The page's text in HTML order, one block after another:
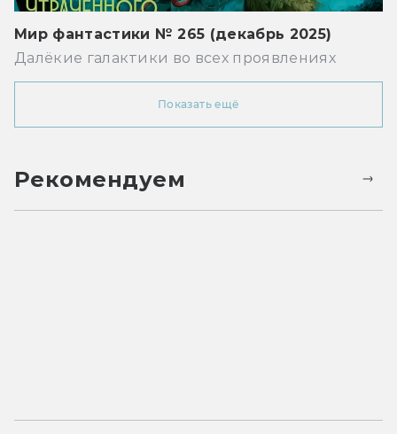
Мир фантастики № 265 (декабрь 2025)
Далёкие галактики во всех проявлениях
Показать ещё
Рекомендуем